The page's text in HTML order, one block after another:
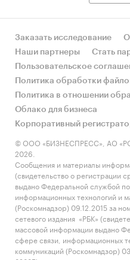
Заказать исследование
Наши партнеры
Стать
Пользовательское
Политика обработки
Политика в отношении
Облако для бизнеса
Корпоративный
© ООО «БИЗНЕСПРЕСС», АО
2026.
Сообщения и материалы
(свидетельство о регистрации
выдано Федеральной службой
информационных технологий и
(Роскомнадзор) 09.12.2015 за
сетевого издания «РБК»
массовой информации выдано
сфере связи, информационных
коммуникаций (Роскомнадзор)